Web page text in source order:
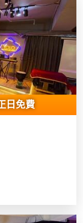
日免費